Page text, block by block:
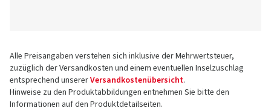
Alle Preisangaben verstehen sich inklusive der Mehrwertsteuer,
zuzüglich der Versandkosten und einem eventuellen Inselzuschlag
entsprechend unsererVersandkostenübersicht.
Hinweise zu den Produktabbildungen entnehmen Sie bitte den
Informationen auf den Produktdetailseiten.